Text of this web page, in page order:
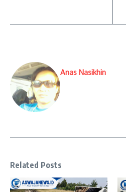
Anas Nasikhin
Related Posts